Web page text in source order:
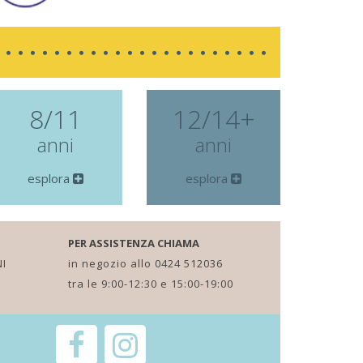
8/11
anni
esplora
12/14+
anni
esplora
PER ASSISTENZA CHIAMA
in negozio allo 0424 512036
tra le 9:00-12:30 e 15:00-19:00